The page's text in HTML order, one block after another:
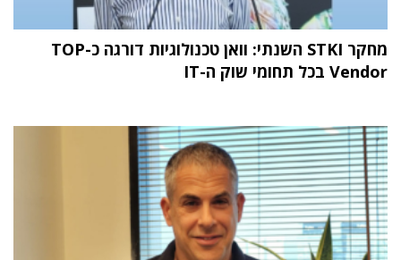
מחקר STKI השנתי: וואן טכנולוגיות דורגה כ-TOP
Vendor בכל תחומי שוק ה-IT